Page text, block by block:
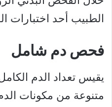
الطبيب أحد اختبارات
فحص دم شامل
متنوعة من مكونات